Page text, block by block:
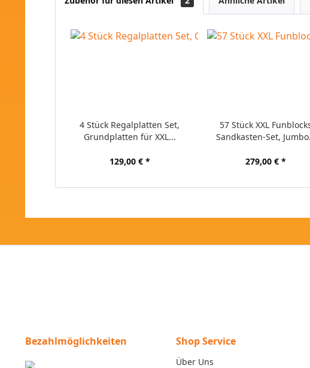
4 Stück Regalplatten Set,
Grundplatten für XXL...
129,00 € *
57 Stück XXL
Sandkasten-Set,
279,00 € *
Bezahlmöglichkeiten Shop Service
Über Uns